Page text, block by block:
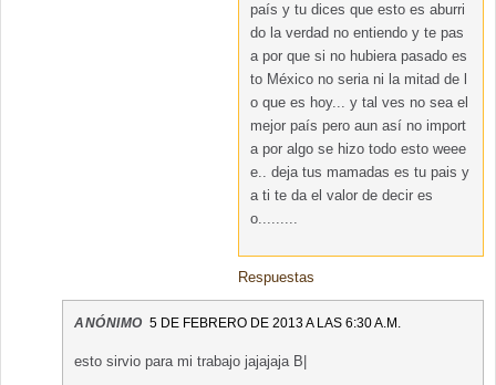
país y tu dices que esto es aburri
do la verdad no entiendo y te pas
a por que si no hubiera pasado es
to México no seria ni la mitad de l
o que es hoy... y tal ves no sea el
mejor país pero aun así no import
a por algo se hizo todo esto weee
e.. deja tus mamadas es tu pais y
a ti te da el valor de decir es
o.........
Respuestas
ANÓNIMO 5 DE FEBRERO DE 2013 A LAS 6:30 A.M.
esto sirvio para mi trabajo jajajaja B|